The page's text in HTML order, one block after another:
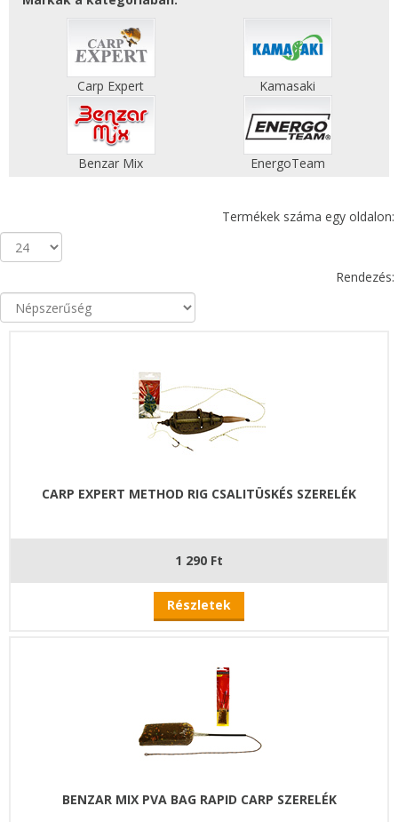
Carp Expert Kamasaki
Benzar Mix EnergoTeam
Termékek száma egy oldalon:
Rendezés:
CARP EXPERT METHOD RIG CSALITÜSKÉS SZERELÉK
1 290 Ft
Részletek
BENZAR MIX PVA BAG RAPID CARP SZERELÉK